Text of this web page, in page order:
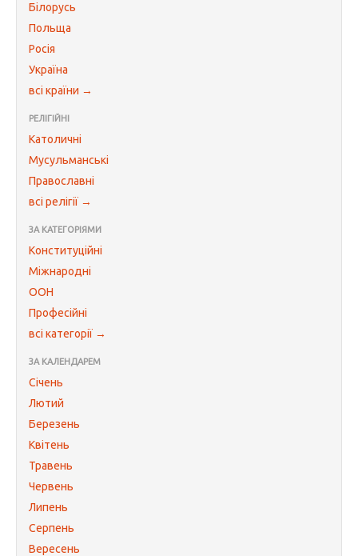
Білорусь
Польща
Росія
Україна
всі країни →
РЕЛІГІЙНІ
Католичні
Мусульманські
Православні
всі релігії →
ЗА КАТЕГОРІЯМИ
Конституційні
Міжнародні
ООН
Професійні
всі категорії →
ЗА КАЛЕНДАРЕМ
Січень
Лютий
Березень
Квітень
Травень
Червень
Липень
Серпень
Вересень